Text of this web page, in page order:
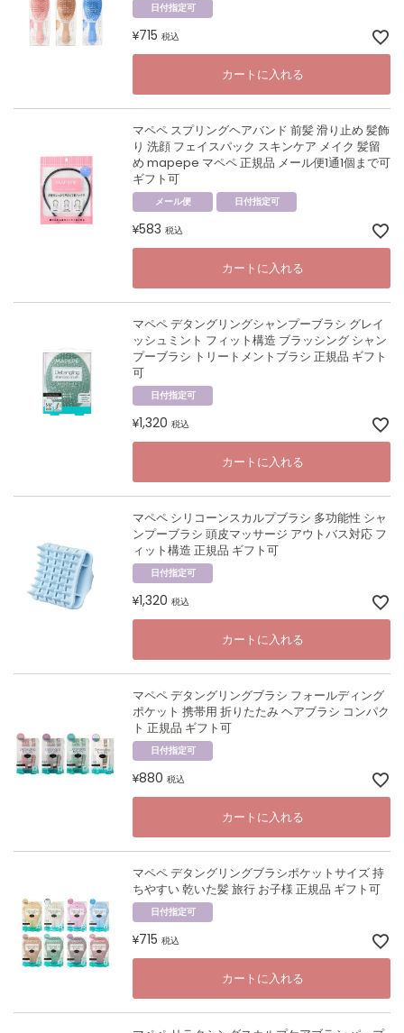
日付指定可
¥715 税込
カートに入れる
マペペ スプリングヘアバンド 前髪 滑り止め 髪飾
り 洗顔 フェイスパック スキンケア メイク 髪留
め mapepe マペペ 正規品 メール便1通1個まで可
ギフト可
メール便 日付指定可
¥583 税込
カートに入れる
マペペ デタングリングシャンプーブラシ グレイ
ッシュミント フィット構造 ブラッシング シャン
プーブラシ トリートメントブラシ 正規品 ギフト
可
日付指定可
¥1,320 税込
カートに入れる
マペペ シリコーンスカルプブラシ 多功能性 シャ
ンプーブラシ 頭皮マッサージ アウトバス対応 フ
ィット構造 正規品 ギフト可
日付指定可
¥1,320 税込
カートに入れる
マペペ デタングリングブラシ フォールディング
ポケット 携帯用 折りたたみ ヘアブラシ コンパク
ト 正規品 ギフト可
日付指定可
¥880 税込
カートに入れる
マペペ デタングリングブラシポケットサイズ 持
ちやすい 乾いた髪 旅行 お子様 正規品 ギフト可
日付指定可
¥715 税込
カートに入れる